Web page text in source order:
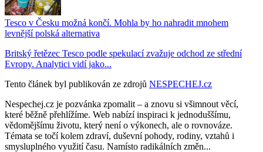
Tesco v Česku možná končí. Mohla by ho nahradit mnohem
levnější polská alternativa
Britský řetězec Tesco podle spekulací zvažuje odchod ze střední
Evropy. Analytici vidí jako...
Tento článek byl publikován ze zdrojů NESPECHEJ.cz
Nespechej.cz je pozvánka zpomalit – a znovu si všimnout věcí,
které běžně přehlížíme. Web nabízí inspiraci k jednoduššímu,
vědomějšímu životu, který není o výkonech, ale o rovnováze.
Témata se točí kolem zdraví, duševní pohody, rodiny, vztahů i
smysluplného využití času. Namísto radikálních změn...